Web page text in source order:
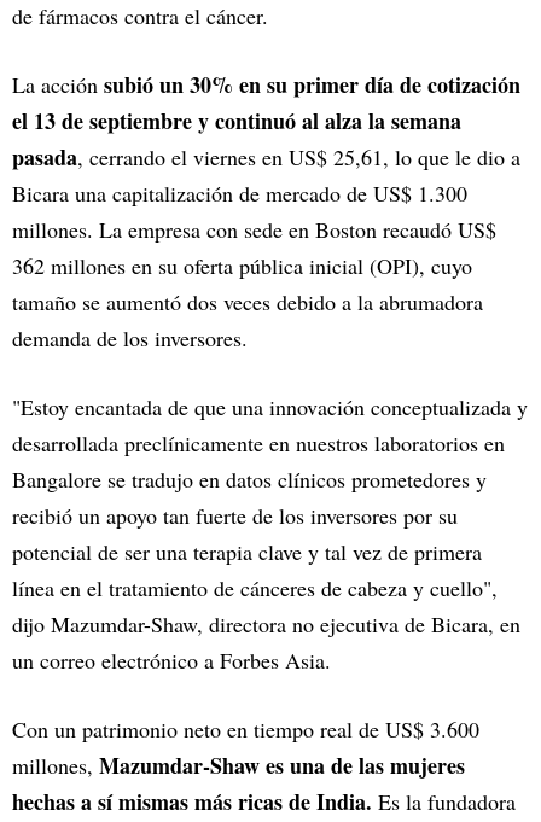
de fármacos contra el cáncer.
La acción subió un 30% en su primer día de cotización
el 13 de septiembre y continuó al alza la semana
pasada, cerrando el viernes en US$ 25,61, lo que le dio a
Bicara una capitalización de mercado de US$ 1.300
millones. La empresa con sede en Boston recaudó US$
362 millones en su oferta pública inicial (OPI), cuyo
tamaño se aumentó dos veces debido a la abrumadora
demanda de los inversores.
"Estoy encantada de que una innovación conceptualizada y
desarrollada preclínicamente en nuestros laboratorios en
Bangalore se tradujo en datos clínicos prometedores y
recibió un apoyo tan fuerte de los inversores por su
potencial de ser una terapia clave y tal vez de primera
línea en el tratamiento de cánceres de cabeza y cuello",
dijo Mazumdar-Shaw, directora no ejecutiva de Bicara, en
un correo electrónico a Forbes Asia.
Con un patrimonio neto en tiempo real de US$ 3.600
millones, Mazumdar-Shaw es una de las mujeres
hechas a sí mismas más ricas de India. Es la fundadora